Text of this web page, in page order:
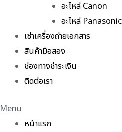
อะไหล่ Canon
อะไหล่ Panasonic
เช่าเครื่องถ่ายเอกสาร
สินค้ามือสอง
ช่องทางชำระเงิน
ติดต่อเรา
Menu
หน้าแรก